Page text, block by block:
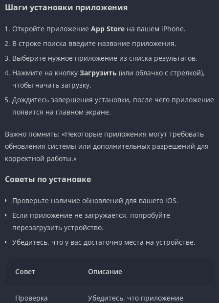
Шаги установки приложения
Откройте приложение App Store на вашем iPhone.
В строке поиска введите название приложения.
Выберите нужное приложение из списка результатов.
Нажмите на кнопку Загрузить (или облачко с стрелкой),
чтобы начать загрузку.
Дождитесь завершения установки, после чего приложение
появится на главном экране.
Важно помнить: «Некоторые приложения могут требовать
обновления системы или дополнительных разрешений для
корректной работы.»
Советы по установке
Проверьте наличие обновлений для вашего iOS.
Если приложение не загружается, попробуйте
перезагрузить устройство.
Убедитесь, что у вас достаточно места на устройстве.
Совет Описание
Проверка
Убедитесь, что приложение